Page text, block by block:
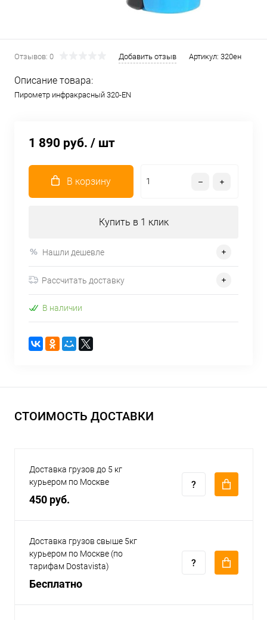
Отзывов: 0 Добавить отзыв Артикул: 320ен
Описание товара:
Пирометр инфракрасный 320-EN
1 890 руб. / шт
В корзину
Купить в 1 клик
Нашли дешевле
Рассчитать доставку
В наличии
СТОИМОСТЬ ДОСТАВКИ
Доставка грузов до 5 кг
курьером по Москве
450 руб.
Доставка грузов свыше 5кг
курьером по Москве (по
тарифам Dostavista)
Бесплатно